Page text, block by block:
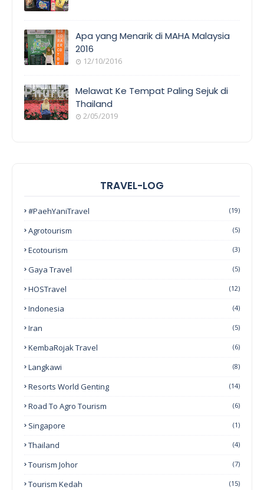
Apa yang Menarik di MAHA Malaysia
2016
12/10/2016
Melawat Ke Tempat Paling Sejuk di
Thailand
2/05/2019
TRAVEL-LOG
#PaehYaniTravel (19)
Agrotourism (5)
Ecotourism (3)
Gaya Travel (5)
HOSTravel (12)
Indonesia (4)
Iran (5)
KembaRojak Travel (6)
Langkawi (8)
Resorts World Genting (14)
Road To Agro Tourism (6)
Singapore (1)
Thailand (4)
Tourism Johor (7)
Tourism Kedah (15)